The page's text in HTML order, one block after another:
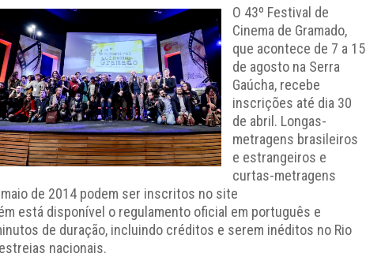
O 43º Festival de
Cinema de Gramado,
que acontece de 7 a 15
de agosto na Serra
Gaúcha, recebe
inscrições até dia 30
de abril. Longas-
metragens brasileiros
e estrangeiros e
curtas-metragens
de 2014 podem ser inscritos no site
está disponível o regulamento oficial em português e
de duração, incluindo créditos e serem inéditos no Rio
nacionais.